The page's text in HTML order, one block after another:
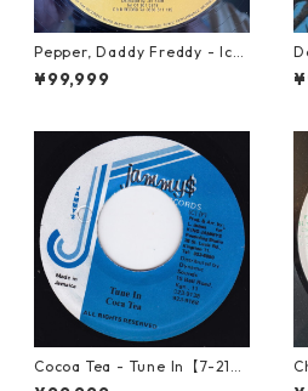
Pepper, Daddy Freddy - Icki
e Fashion【12-50044】
¥99,999
Cocoa Tea - Tune In【7-2187
2】